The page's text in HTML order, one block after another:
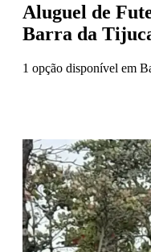
Aluguel de
Barra da
1 opção disponível em